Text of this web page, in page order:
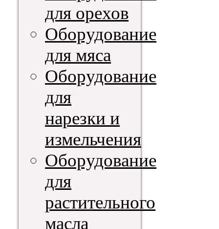
для орехов
Оборудование
для мяса
Оборудование
для
нарезки и
измельчения
Оборудование
для
растительного
масла